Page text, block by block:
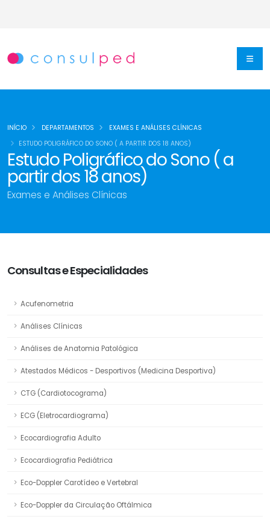
Estudo Poligráfico do Sono ( a
partir dos 18 anos)
Exames e Análises Clínicas
INÍCIO DEPARTAMENTOS
EXAMES E ANÁLISES CLÍNICAS
ESTUDO POLIGRÁFICO DO SONO ( A PARTIR DOS 18 ANOS)
Consultas e Especialidades
Acufenometria
Análises Clínicas
Análises de Anatomia Patológica
Atestados Médicos - Desportivos (Medicina Desportiva)
CTG (Cardiotocograma)
ECG (Eletrocardiograma)
Ecocardiografia Adulto
Ecocardiografia Pediátrica
Eco-Doppler Carotídeo e Vertebral
Eco-Doppler da Circulação Oftálmica